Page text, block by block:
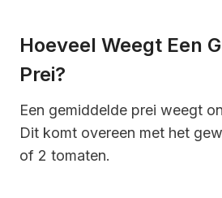
Hoeveel Weegt Een
Prei?
Een gemiddelde prei weegt
Dit komt overeen met het
of 2 tomaten.